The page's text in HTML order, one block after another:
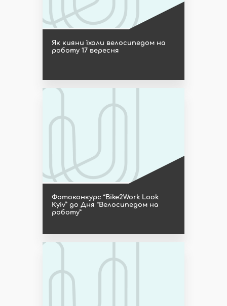
Як кияни їхали велосипедом на
роботу 17 вересня
Фотоконкурс “Bike2Work Look
Kyiv” до Дня “Велосипедом на
роботу”